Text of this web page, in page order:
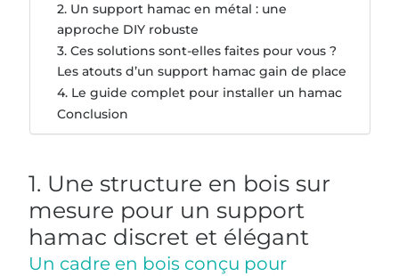
2. Un support hamac en métal : une
approche DIY robuste
3. Ces solutions sont-elles faites pour vous ?
Les atouts d’un support hamac gain de place
4. Le guide complet pour installer un hamac
Conclusion
1. Une structure en bois sur
mesure pour un support
hamac discret et élégant
Un cadre en bois conçu pour